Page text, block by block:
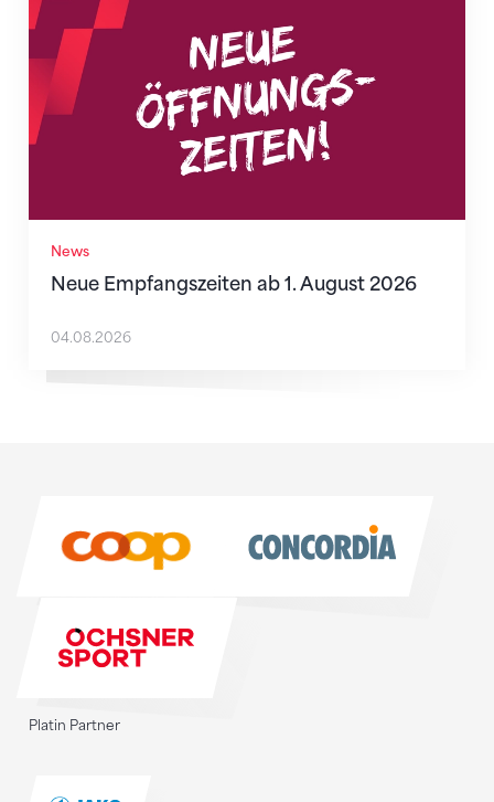
News
Neue Empfangszeiten ab 1. August 2026
04.08.2026
Platin Partner